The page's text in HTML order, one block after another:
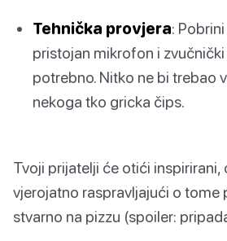
Tehnička provjera:
pristojan mikrofon i
potrebno. Nitko ne bi trebao
nekoga tko gricka čips.
Tvoji prijatelji će otići inspirirani,
vjerojatno raspravljajući o tome
stvarno na pizzu (spoiler: